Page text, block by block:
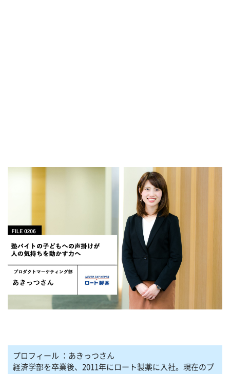
プロフィール ：あきっつさん
経済学部を卒業後、2011年にロート製薬に入社。現在のプ